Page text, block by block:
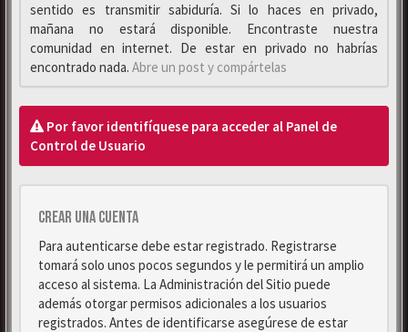
sentido es transmitir sabiduría. Si lo haces en privado,
mañana no estará disponible. Encontraste nuestra
comunidad en internet. De estar en privado no habrías
encontrado nada. Abre un post y compártelas
Por favor identifíquese para acceder al Panel de
Control de Usuario
Crear una cuenta
Para autenticarse debe estar registrado. Registrarse
tomará solo unos pocos segundos y le permitirá un amplio
acceso al sistema. La Administración del Sitio puede
además otorgar permisos adicionales a los usuarios
registrados. Antes de identificarse asegúrese de estar